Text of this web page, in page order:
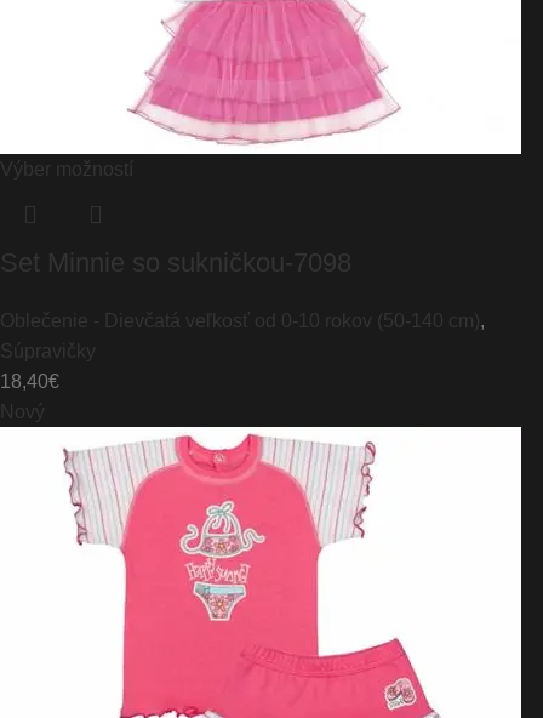
Výber možností
Set Minnie so sukničkou-7098
Oblečenie - Dievčatá veľkosť od 0-10 rokov (50-140 cm),
Súpravičky
18,40€
Nový